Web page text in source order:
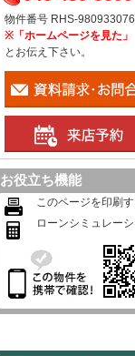
物件番号 RHS-980933076
※「ホームページを見た」
とお伝え下さい。
お役立ち機能
このページを印刷
ローンシミュレー